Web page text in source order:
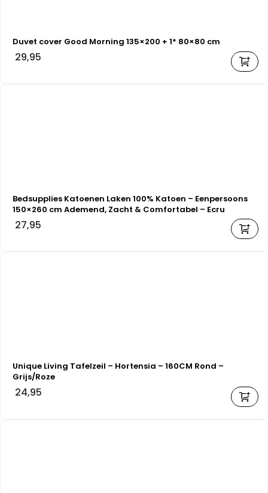
Duvet cover Good Morning 135×200 + 1* 80×80 cm
29,95
Bedsupplies Katoenen Laken 100% Katoen – Eenpersoons
150×260 cm Ademend, Zacht & Comfortabel – Ecru
27,95
Unique Living Tafelzeil – Hortensia – 160CM Rond –
Grijs/Roze
24,95